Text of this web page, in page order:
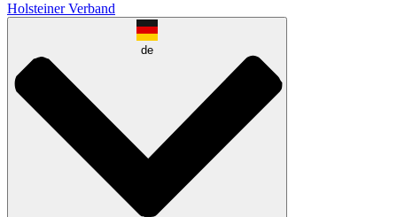
Holsteiner Verband
de